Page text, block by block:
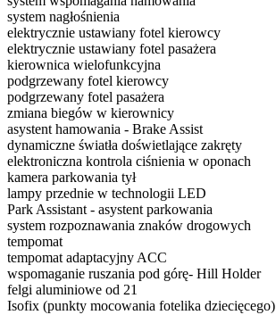
system nagłośnienia
elektrycznie ustawiany fotel kierowcy
elektrycznie ustawiany fotel pasażera
kierownica wielofunkcyjna
podgrzewany fotel kierowcy
podgrzewany fotel pasażera
zmiana biegów w kierownicy
asystent hamowania - Brake Assist
dynamiczne światła doświetlające zakręty
elektroniczna kontrola ciśnienia w oponach
kamera parkowania tył
lampy przednie w technologii LED
Park Assistant - asystent parkowania
system rozpoznawania znaków drogowych
tempomat
tempomat adaptacyjny ACC
wspomaganie ruszania pod górę- Hill Holder
felgi aluminiowe od 21
Isofix (punkty mocowania fotelika dziecięcego)